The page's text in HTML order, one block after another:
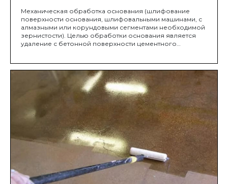
Механическая обработка основания (шлифование
поверхности основания, шлифовальными машинами, с
алмазными или корундовыми сегментами необходимой
зернистости). Целью обработки основания является
удаление с бетонной поверхности цементного